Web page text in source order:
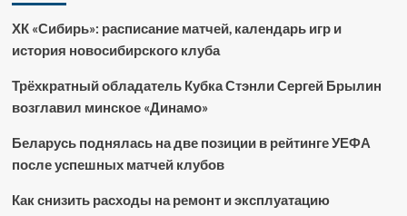
ХК «Сибирь»: расписание матчей, календарь игр и
история новосибирского клуба
Трёхкратный обладатель Кубка Стэнли Сергей Брылин
возглавил минское «Динамо»
Беларусь поднялась на две позиции в рейтинге УЕФА
после успешных матчей клубов
Как снизить расходы на ремонт и эксплуатацию